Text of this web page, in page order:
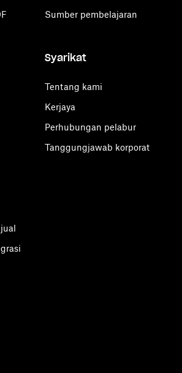
Sumber pembelajaran
Syarikat
Tentang kami
Kerjaya
Perhubungan pelabur
Tanggungjawab korporat